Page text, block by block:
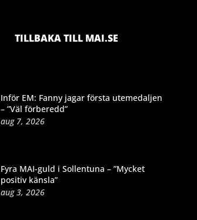
TILLBAKA TILL MAI.SE
Inför EM: Fanny jagar första utemedaljen
– ”Väl förberedd”
aug 7, 2026
Fyra MAI-guld i Sollentuna – ”Mycket
positiv känsla”
aug 3, 2026